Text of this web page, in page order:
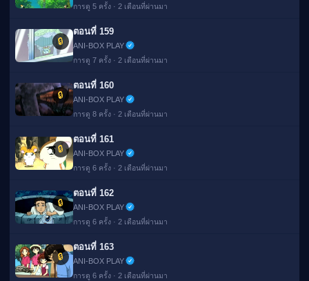
การดู 5 ครั้ง · 2 เดือนที่ผ่านมา
🔒
ตอนที่ 159
ANI-BOX PLAY
การดู 7 ครั้ง · 2 เดือนที่ผ่านมา
🔒
ตอนที่ 160
ANI-BOX PLAY
การดู 8 ครั้ง · 2 เดือนที่ผ่านมา
🔒
ตอนที่ 161
ANI-BOX PLAY
การดู 6 ครั้ง · 2 เดือนที่ผ่านมา
🔒
ตอนที่ 162
ANI-BOX PLAY
การดู 6 ครั้ง · 2 เดือนที่ผ่านมา
🔒
ตอนที่ 163
ANI-BOX PLAY
การดู 6 ครั้ง · 2 เดือนที่ผ่านมา